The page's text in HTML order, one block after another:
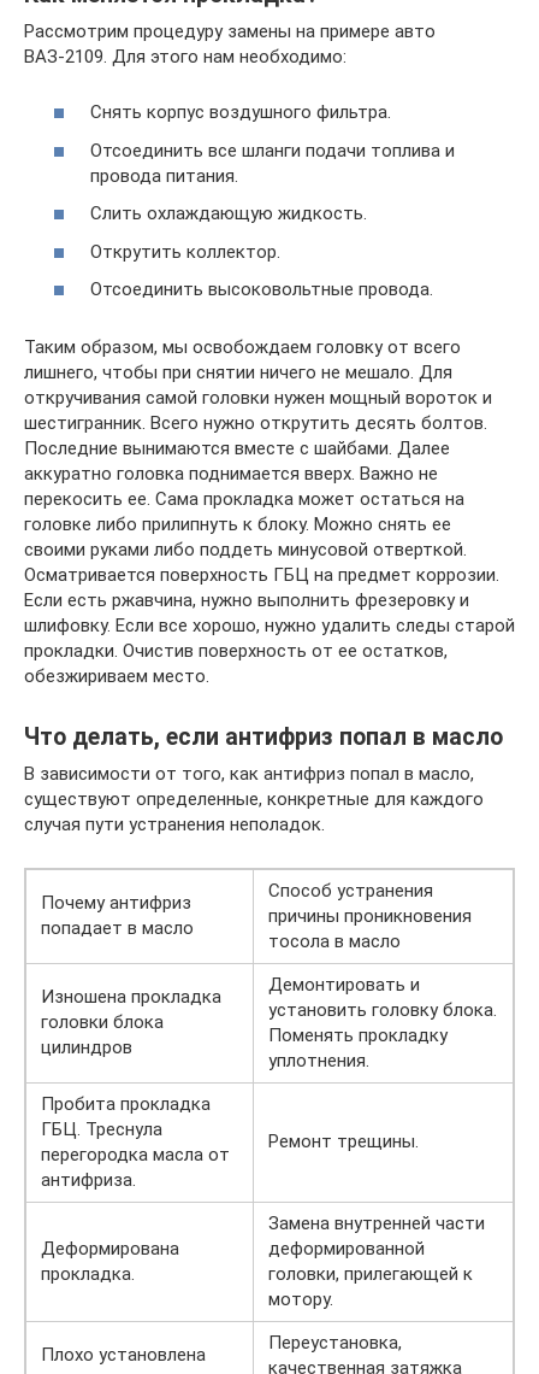
Рассмотрим процедуру замены на примере авто
ВАЗ-2109. Для этого нам необходимо:
Снять корпус воздушного фильтра.
Отсоединить все шланги подачи топлива и
провода питания.
Слить охлаждающую жидкость.
Открутить коллектор.
Отсоединить высоковольтные провода.
Таким образом, мы освобождаем головку от всего
лишнего, чтобы при снятии ничего не мешало. Для
откручивания самой головки нужен мощный вороток и
шестигранник. Всего нужно открутить десять болтов.
Последние вынимаются вместе с шайбами. Далее
аккуратно головка поднимается вверх. Важно не
перекосить ее. Сама прокладка может остаться на
головке либо прилипнуть к блоку. Можно снять ее
своими руками либо поддеть минусовой отверткой.
Осматривается поверхность ГБЦ на предмет коррозии.
Если есть ржавчина, нужно выполнить фрезеровку и
шлифовку. Если все хорошо, нужно удалить следы старой
прокладки. Очистив поверхность от ее остатков,
обезжириваем место.
Что делать, если антифриз попал в масло
В зависимости от того, как антифриз попал в масло,
существуют определенные, конкретные для каждого
случая пути устранения неполадок.
Почему антифриз
попадает в масло
Способ устранения
причины проникновения
тосола в масло
Изношена прокладка
головки блока
цилиндров
Демонтировать и
установить головку блока.
Поменять прокладку
уплотнения.
Пробита прокладка
ГБЦ. Треснула
перегородка масла от
антифриза.
Ремонт трещины.
Деформирована
прокладка.
Замена внутренней части
деформированной
головки, прилегающей к
мотору.
Плохо установлена
Переустановка,
качественная затяжка